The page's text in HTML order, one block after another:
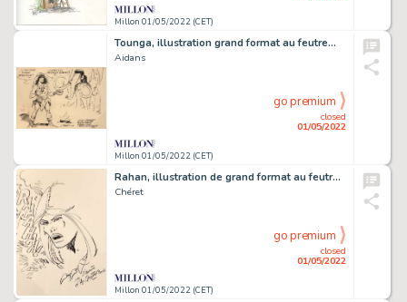
Millon 01/05/2022 (CET)
Tounga, illustration grand format au feutre…
Aidans
Millon 01/05/2022 (CET)
closed
01/05/2022
go premium
Rahan, illustration de grand format au feutre…
Chéret
Millon 01/05/2022 (CET)
closed
01/05/2022
go premium